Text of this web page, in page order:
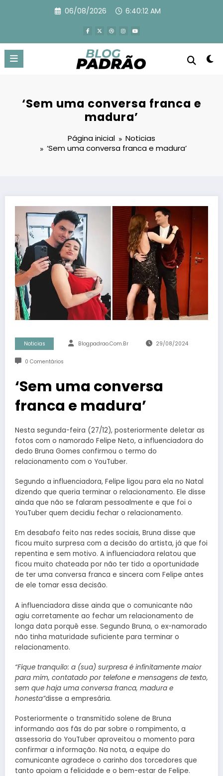
06/08/2026 6:40:13 AM
‘Sem uma conversa franca e
madura’
Página inicial
Noticias
‘Sem uma conversa franca e madura’
Noticias Blogpadrao.com.br 29/08/2024
0 Comentários
‘Sem uma conversa
franca e madura’
Nesta segunda-feira (27/12), posteriormente deletar as
fotos com o namorado Felipe Neto, a influenciadora do
dedo Bruna Gomes confirmou o termo do
relacionamento com o YouTuber.
Segundo a influenciadora, Felipe ligou para ela no Natal
dizendo que queria terminar o relacionamento. Ele disse
ainda que não se falaram pessoalmente e que foi o
YouTuber quem decidiu fechar o relacionamento.
Em desabafo feito nas redes sociais, Bruna disse que
ficou muito surpresa com a decisão do artista, já que foi
repentina e sem motivo. A influenciadora relatou que
ficou muito chateada por não ter tido a oportunidade
de ter uma conversa franca e sincera com Felipe antes
de ele tomar essa decisão.
A influenciadora disse ainda que o comunicante não
agiu corretamente ao fechar um relacionamento de
longa data porquê esse. Segundo Bruna, o ex-namorado
não tinha maturidade suficiente para terminar o
relacionamento.
“Fique tranquilo: a (sua) surpresa é infinitamente maior
para mim, contatado por telefone e mensagens de texto,
sem que haja uma conversa franca, madura e
honesta”disse a empresária.
Posteriormente o transmitido solene de Bruna
informando aos fãs do par sobre o rompimento, a
assessoria do YouTuber aproveitou o momento para
confirmar a informação. Na nota, a equipe do
comunicante agradece o carinho dos torcedores que
tanto apoiam a felicidade e o bem-estar de Felipe.